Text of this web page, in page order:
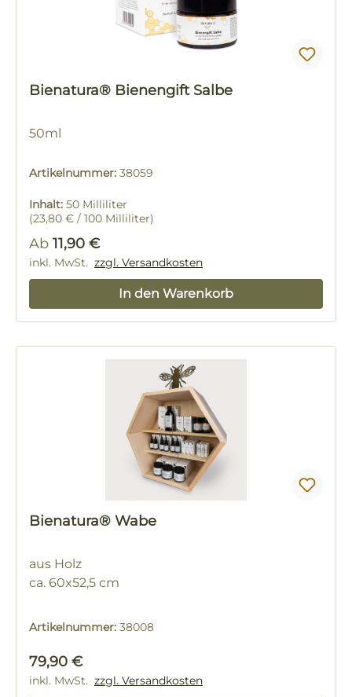
Bienatura® Bienengift Salbe
50ml
Artikelnummer: 38059
Inhalt: 50 Milliliter
(23,80 € / 100 Milliliter)
Regulärer Preis:
Ab 11,90 €
inkl. MwSt. zzgl. Versandkosten
In den Warenkorb
Bienatura® Wabe
aus Holz
ca. 60x52,5 cm
Artikelnummer: 38008
Regulärer Preis:
79,90 €
inkl. MwSt. zzgl. Versandkosten